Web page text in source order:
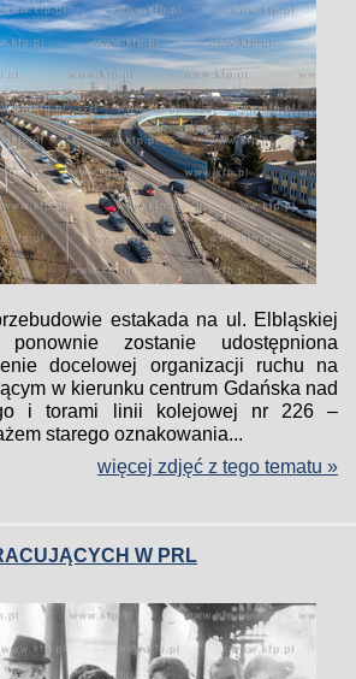
estakada na ul. Elbląskiej
zostanie udostępniona
docelowej organizacji ruchu na
w kierunku centrum Gdańska nad
i torami linii kolejowej nr 226 –
starego oznakowania...
więcej zdjęć z tego tematu »
W PRL